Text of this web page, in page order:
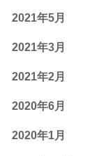
2021年5月
2021年3月
2021年2月
2020年6月
2020年1月